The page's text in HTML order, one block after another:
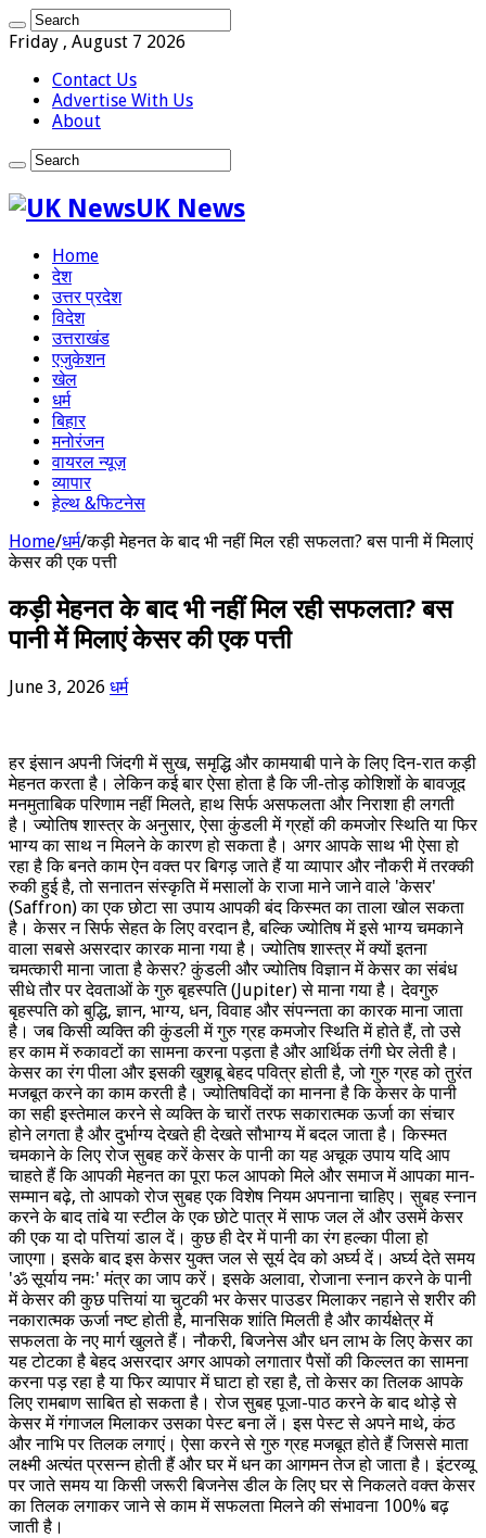
Friday , August 7 2026
Contact Us
Advertise With Us
About
UK News
Home
देश
उत्तर प्रदेश
विदेश
उत्तराखंड
एजुकेशन
खेल
धर्म
बिहार
मनोरंजन
वायरल न्यूज़
व्यापार
हेल्थ &फिटनेस
Home/धर्म/कड़ी मेहनत के बाद भी नहीं मिल रही सफलता? बस पानी में मिलाएं
केसर की एक पत्ती
कड़ी मेहनत के बाद भी नहीं मिल रही सफलता? बस
पानी में मिलाएं केसर की एक पत्ती
June 3, 2026 धर्म
हर इंसान अपनी जिंदगी में सुख, समृद्धि और कामयाबी पाने के लिए दिन-रात कड़ी
मेहनत करता है। लेकिन कई बार ऐसा होता है कि जी-तोड़ कोशिशों के बावजूद
मनमुताबिक परिणाम नहीं मिलते, हाथ सिर्फ असफलता और निराशा ही लगती
है। ज्योतिष शास्त्र के अनुसार, ऐसा कुंडली में ग्रहों की कमजोर स्थिति या फिर
भाग्य का साथ न मिलने के कारण हो सकता है। अगर आपके साथ भी ऐसा हो
रहा है कि बनते काम ऐन वक्त पर बिगड़ जाते हैं या व्यापार और नौकरी में तरक्की
रुकी हुई है, तो सनातन संस्कृति में मसालों के राजा माने जाने वाले 'केसर'
(Saffron) का एक छोटा सा उपाय आपकी बंद किस्मत का ताला खोल सकता
है। केसर न सिर्फ सेहत के लिए वरदान है, बल्कि ज्योतिष में इसे भाग्य चमकाने
वाला सबसे असरदार कारक माना गया है। ज्योतिष शास्त्र में क्यों इतना
चमत्कारी माना जाता है केसर? कुंडली और ज्योतिष विज्ञान में केसर का संबंध
सीधे तौर पर देवताओं के गुरु बृहस्पति (Jupiter) से माना गया है। देवगुरु
बृहस्पति को बुद्धि, ज्ञान, भाग्य, धन, विवाह और संपन्नता का कारक माना जाता
है। जब किसी व्यक्ति की कुंडली में गुरु ग्रह कमजोर स्थिति में होते हैं, तो उसे
हर काम में रुकावटों का सामना करना पड़ता है और आर्थिक तंगी घेर लेती है।
केसर का रंग पीला और इसकी खुशबू बेहद पवित्र होती है, जो गुरु ग्रह को तुरंत
मजबूत करने का काम करती है। ज्योतिषविदों का मानना है कि केसर के पानी
का सही इस्तेमाल करने से व्यक्ति के चारों तरफ सकारात्मक ऊर्जा का संचार
होने लगता है और दुर्भाग्य देखते ही देखते सौभाग्य में बदल जाता है। किस्मत
चमकाने के लिए रोज सुबह करें केसर के पानी का यह अचूक उपाय यदि आप
चाहते हैं कि आपकी मेहनत का पूरा फल आपको मिले और समाज में आपका मान-
सम्मान बढ़े, तो आपको रोज सुबह एक विशेष नियम अपनाना चाहिए। सुबह स्नान
करने के बाद तांबे या स्टील के एक छोटे पात्र में साफ जल लें और उसमें केसर
की एक या दो पत्तियां डाल दें। कुछ ही देर में पानी का रंग हल्का पीला हो
जाएगा। इसके बाद इस केसर युक्त जल से सूर्य देव को अर्घ्य दें। अर्घ्य देते समय
'ॐ सूर्याय नमः' मंत्र का जाप करें। इसके अलावा, रोजाना स्नान करने के पानी
में केसर की कुछ पत्तियां या चुटकी भर केसर पाउडर मिलाकर नहाने से शरीर की
नकारात्मक ऊर्जा नष्ट होती है, मानसिक शांति मिलती है और कार्यक्षेत्र में
सफलता के नए मार्ग खुलते हैं। नौकरी, बिजनेस और धन लाभ के लिए केसर का
यह टोटका है बेहद असरदार अगर आपको लगातार पैसों की किल्लत का सामना
करना पड़ रहा है या फिर व्यापार में घाटा हो रहा है, तो केसर का तिलक आपके
लिए रामबाण साबित हो सकता है। रोज सुबह पूजा-पाठ करने के बाद थोड़े से
केसर में गंगाजल मिलाकर उसका पेस्ट बना लें। इस पेस्ट से अपने माथे, कंठ
और नाभि पर तिलक लगाएं। ऐसा करने से गुरु ग्रह मजबूत होते हैं जिससे माता
लक्ष्मी अत्यंत प्रसन्न होती हैं और घर में धन का आगमन तेज हो जाता है। इंटरव्यू
पर जाते समय या किसी जरूरी बिजनेस डील के लिए घर से निकलते वक्त केसर
का तिलक लगाकर जाने से काम में सफलता मिलने की संभावना 100% बढ़
जाती है।